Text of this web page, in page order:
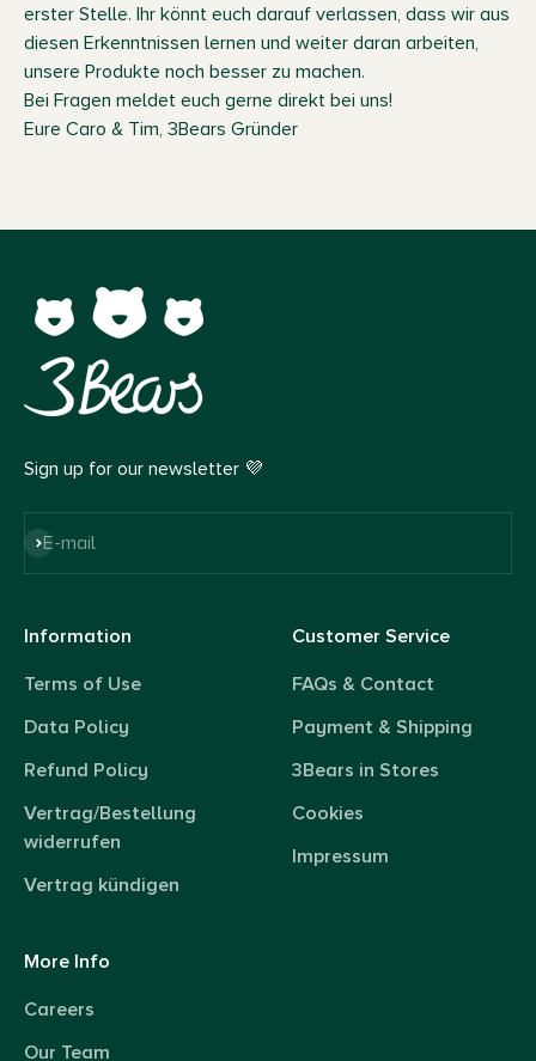
erster Stelle. Ihr könnt euch darauf verlassen, dass wir aus
diesen Erkenntnissen lernen und weiter daran arbeiten,
unsere Produkte noch besser zu machen.
Bei Fragen meldet euch gerne direkt bei uns!
Eure Caro & Tim, 3Bears Gründer
Sign up for our newsletter 💜
E-mail
Subscribe
Information
Terms of Use
Data Policy
Refund Policy
Vertrag/Bestellung
widerrufen
Vertrag kündigen
Customer Service
FAQs & Contact
Payment & Shipping
3Bears in Stores
Cookies
Impressum
More Info
Careers
Our Team